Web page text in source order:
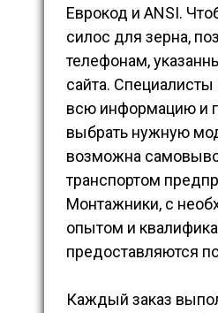
Еврокод и ANSI.
силос для зерна,
телефонам,
сайта.
всю информацию и
выбрать нужную
возможна
транспортом
Монтажники, с
опытом и
предоставляются
Каждый заказ